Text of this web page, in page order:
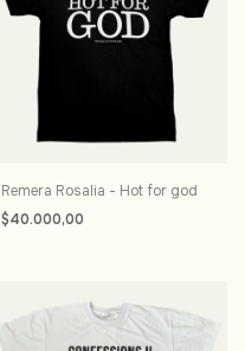
Remera Rosalia - Hot for god
$40.000,00